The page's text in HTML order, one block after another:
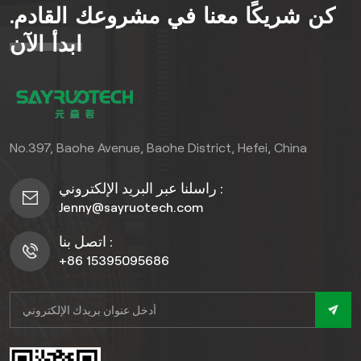
تصريف مدمج، ومجموعةً
واسعةً من الخيارات الجمالية. لا
يتطلب هذا البلاط أي صبغ أو
الوقت والجهد مقارنةً بالطرق
التقليدية لبناء الأرضيات
لإنشاء مساحات خارجية جذابة
دائمة أو مؤقتة.
كن شريكًا معنا في مشروعك القادم.
ابدأ الآن
No.397, Baohe Avenue, Baohe District, Hefei, China
راسلنا عبر البريد الإلكتروني :
Jenny@sayruotech.com
اتصل بنا :
+86 15395095686